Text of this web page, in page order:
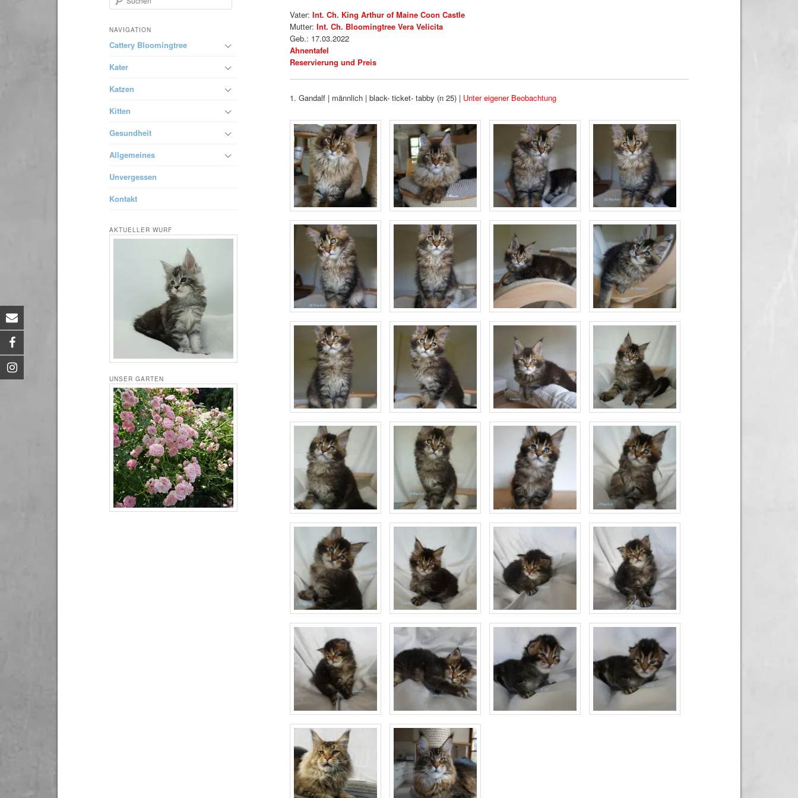
springen
Vater: Int. Ch. King Arthur of Maine Coon Castle
Mutter: Int. Ch. Bloomingtree Vera Velicita
Geb.: 17.03.2022
Ahnentafel
Reservierung und Preis
1. Gandalf | männlich | black- ticket- tabby (n 25) | Unter eigener Beobachtung
u
h
e
NAVIGATION
Cattery Bloomingtree
Kater
Katzen
Kitten
Gesundheit
Allgemeines
Unvergessen
Kontakt
AKTUELLER WURF
UNSER GARTEN